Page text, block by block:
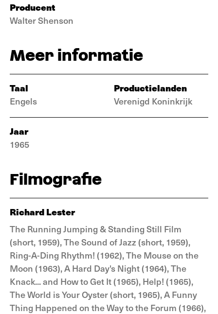
Producent
Walter Shenson
Meer informatie
Taal
Engels
Productielanden
Verenigd Koninkrijk
Jaar
1965
Filmografie
Richard Lester
The Running Jumping & Standing Still Film
(short, 1959), The Sound of Jazz (short, 1959),
Ring-A-Ding Rhythm! (1962), The Mouse on the
Moon (1963), A Hard Day's Night (1964), The
Knack... and How to Get It (1965), Help! (1965),
The World is Your Oyster (short, 1965), A Funny
Thing Happened on the Way to the Forum (1966),